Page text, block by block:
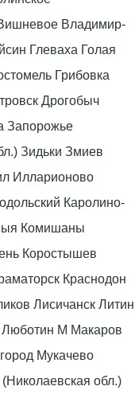
Владимир-
Глеваха Голая
Грибовка
Дрогобыч
Запорожье
Зидьки Змиев
Илларионово
Каролино-
Комишаны
Коростышев
Краснодон
Лисичанск Литин
Люботин М Макаров
Мукачево
обл.)